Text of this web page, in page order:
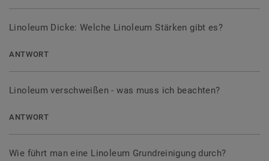
Linoleum Dicke: Welche Linoleum Stärken gibt es?
ANTWORT
Linoleum verschweißen - was muss ich beachten?
ANTWORT
Wie führt man eine Linoleum Grundreinigung durch?